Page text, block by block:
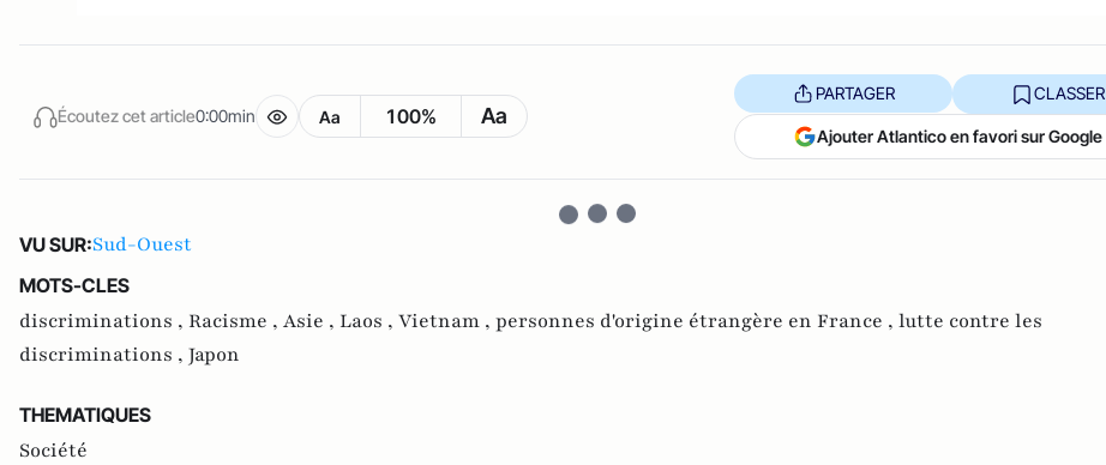
Écoutez cet article0:00min Aa 100% Aa
PARTAGER CLASSER
Ajouter Atlantico en favori sur Google
VU SUR:Sud-Ouest
MOTS-CLES
discriminations , Racisme , Asie , Laos , Vietnam , personnes d'origine étrangère en France , lutte contre les
discriminations , Japon
THEMATIQUES
Société